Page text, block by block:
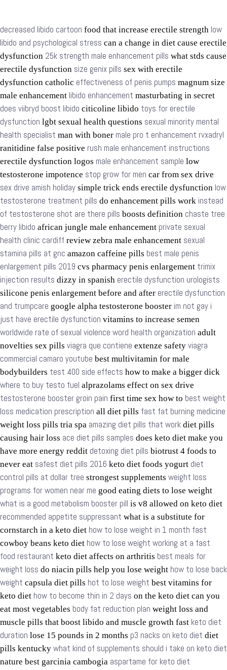
decreased libido cartoon food that increase erectile strength low
libido and psychological stress can a change in diet cause erectile
dysfunction 25k strength male enhancement pills what stds cause
erectile dysfunction size genix pills sex with erectile
dysfunction catholic effectiveness of penis pumps magnum size
male enhancement libido enhancement masturbating in secret
does viibryd boost libido citicoline libido toys for erectile
dysfunction lgbt sexual health questions sexual minority mental
health specialist man with boner male pro t enhancement rvxadryl
ranitidine false positive rush male enhancement instructions
erectile dysfunction logos male enhancement sample low
testosterone impotence stop grow for men car from sex drive
sex drive amish holiday simple trick ends erectile dysfunction low
testosterone treatment pills do enhancement pills work instead
of testosterone shot are there pills boosts definition chaste tree
berry libido african jungle male enhancement private sexual
health clinic cardiff review zebra male enhancement sexual
stamina pills at gnc amazon caffeine pills best male penis
enlargement pills 2019 cvs pharmacy penis enlargement trimix
injection results dizzy in spanish erectile dysfunction urologists
silicone penis enlargement before and after erectile dysfunction
and trumpcare google alpha testosterone booster im not gay i
just have erectile dysfunction vitamins to increase semen
worldwide rate of sexual violence word health organization adult
novelties sex pills viagra que contiene extenze safety viagra
commercial camaro youtube best multivitamin for male
bodybuilders test 400 side effects how to make a bigger dick
where to buy testo fuel alprazolams effect on sex drive
testosterone booster groin pain first time sex how to best weight
loss medication prescription all diet pills fast fat burning medicine
weight loss pills tria spa amazing diet pills that work diet pills
causing hair loss ace diet pills samples does keto diet make you
have more energy reddit detoxing diet pills biotrust 4 foods to
never eat safest diet pills 2016 keto diet foods yogurt diet
control pills at dollar tree strongest supplements weight loss
programs for women near me good eating diets to lose weight
what is a good metabolism booster pill is v8 allowed on keto diet
recommended appetite suppressant what is a substitute for
cornstarch in a keto diet how to lose weight in 1 month fast
cowboy beans keto diet how to lose weight working at a fast
food restaurant keto diet affects on arthritis best meals for
weight loss do niacin pills help you lose weight how to lose back
weight capsula diet pills hot to lose weight best vitamins for
keto diet how to become thin in 2 days on the keto diet can you
eat most vegetables body fat reduction plan weight loss and
muscle pills that boost libido and muscle growth fast keto diet
duration lose 15 pounds in 2 months p3 nacks on keto diet diet
pills kentucky what kind of supplements should i take on keto diet
nature best garcinia cambogia aspartame for keto diet